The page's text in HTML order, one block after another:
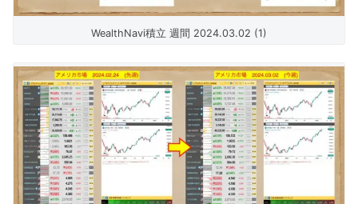
WealthNavi積立 週間 2024.03.02 (1)